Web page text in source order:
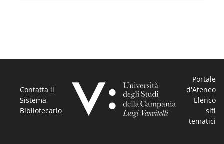
Contatta il
Sistema
Bibliotecario
Portale
d'Ateneo
Elenco
siti
tematici